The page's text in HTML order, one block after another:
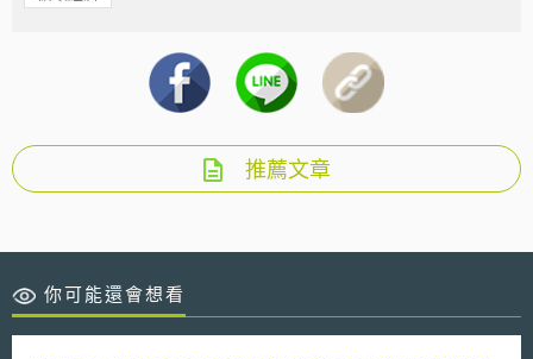
推薦文章
你可能還會想看